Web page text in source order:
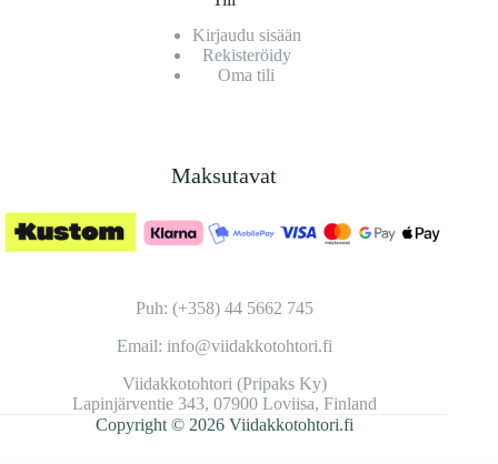
Kirjaudu sisään
Rekisteröidy
Oma tili
Maksutavat
Puh: (+358) 44 5662 745
Email: info@viidakkotohtori.fi
Viidakkotohtori (Pripaks Ky)
Lapinjärventie 343, 07900 Loviisa, Finland
Copyright © 2026 Viidakkotohtori.fi